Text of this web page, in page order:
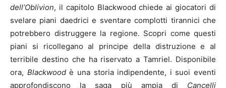
dell’Oblivion, il capitolo Blackwood chiede ai giocatori di
svelare piani daedrici e sventare complotti tirannici che
potrebbero distruggere la regione. Scopri come questi
piani si ricollegano al principe della distruzione e al
terribile destino che ha riservato a Tamriel. Disponibile
ora, Blackwoodè una storia indipendente, i suoi eventi
approfondiscono la saga più ampia di Cancelli